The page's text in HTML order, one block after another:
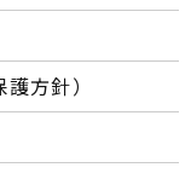
方針）